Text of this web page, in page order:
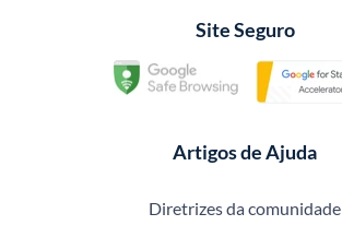
Site Seguro
Artigos de Ajuda
Diretrizes da comunidade